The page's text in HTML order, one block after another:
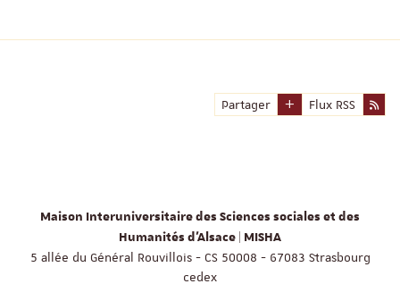
Partager Flux RSS
Maison Interuniversitaire des Sciences sociales et des
Humanités d'Alsace | MISHA
5 allée du Général Rouvillois - CS 50008 - 67083 Strasbourg
cedex